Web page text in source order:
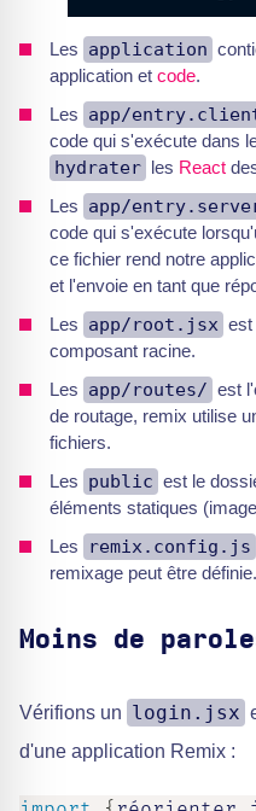
Les application
application et code.
Les app/
code qui s'exécute dans
hydrater les React
Les app/
code qui s'exécute
ce fichier rend notre
et l'envoie en tant que
Les app/root.jsx est
composant racine.
Les app/routes/ est
de routage, remix utilise
fichiers.
Les public est le
éléments statiques
Les
remix.config.js
remixage peut être définie.
Moins de
Vérifions un login.jsx
d'une application Remix :